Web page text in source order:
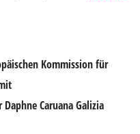
Kommission für
Caruana Galizia